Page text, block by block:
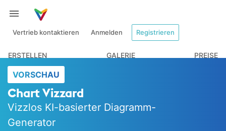
Vertrieb kontaktieren Anmelden Registrieren
ERSTELLEN GALERIE PREISE
VORSCHAU
Chart Vizzard
Vizzlos KI-basierter Diagramm-
Generator